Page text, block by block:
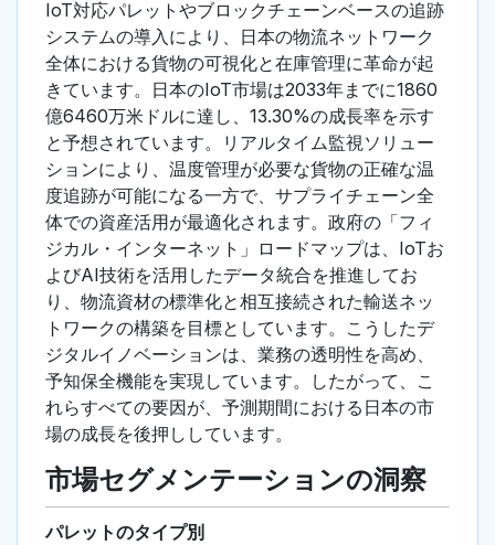
IoT対応パレットやブロックチェーンベースの追跡
システムの導入により、日本の物流ネットワーク
全体における貨物の可視化と在庫管理に革命が起
きています。日本のIoT市場は2033年までに1860
億6460万米ドルに達し、13.30%の成長率を示す
と予想されています。リアルタイム監視ソリュー
ションにより、温度管理が必要な貨物の正確な温
度追跡が可能になる一方で、サプライチェーン全
体での資産活用が最適化されます。政府の「フィ
ジカル・インターネット」ロードマップは、IoTお
よびAI技術を活用したデータ統合を推進してお
り、物流資材の標準化と相互接続された輸送ネッ
トワークの構築を目標としています。こうしたデ
ジタルイノベーションは、業務の透明性を高め、
予知保全機能を実現しています。したがって、こ
れらすべての要因が、予測期間における日本の市
場の成長を後押ししています。
市場セグメンテーションの洞察
パレットのタイプ別